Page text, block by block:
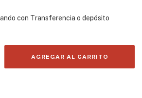
con Transferencia o depósito